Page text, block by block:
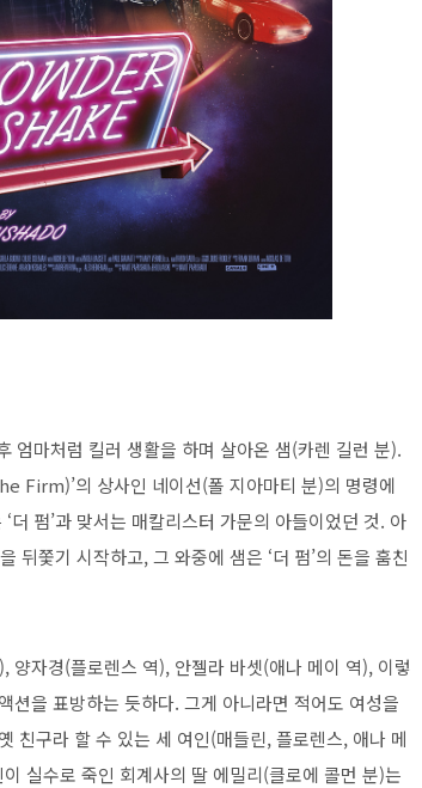
엄마처럼 킬러 생활을 하며 살아온 샘(카렌 길런 분).
Firm)’의 상사인 네이선(폴 지아마티 분)의 명령에
펌’과 맞서는 매칼리스터 가문의 아들이었던 것. 아
뒤쫓기 시작하고, 그 와중에 샘은 ‘더 펌’의 돈을 훔친
양자경(플로렌스 역), 안젤라 바셋(애나 메이 역), 이렇
션을 표방하는 듯하다. 그게 아니라면 적어도 여성을
친구라 할 수 있는 세 여인(매들린, 플로렌스, 애나 메
실수로 죽인 회계사의 딸 에밀리(클로에 콜먼 분)는